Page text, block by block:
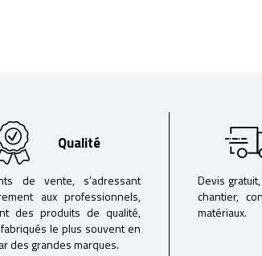
Qualité
de vente, s’adressant
aux professionnels,
des produits de qualité,
le plus souvent en
des grandes marques.
Devis
chantier,
matériaux.